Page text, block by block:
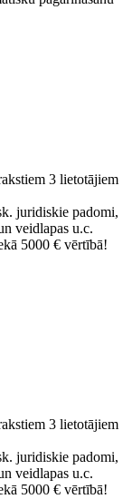
3 lietotājiem
juridiskie padomi,
veidlapas u.c.
5000 € vērtībā!
3 lietotājiem
juridiskie padomi,
veidlapas u.c.
5000 € vērtībā!